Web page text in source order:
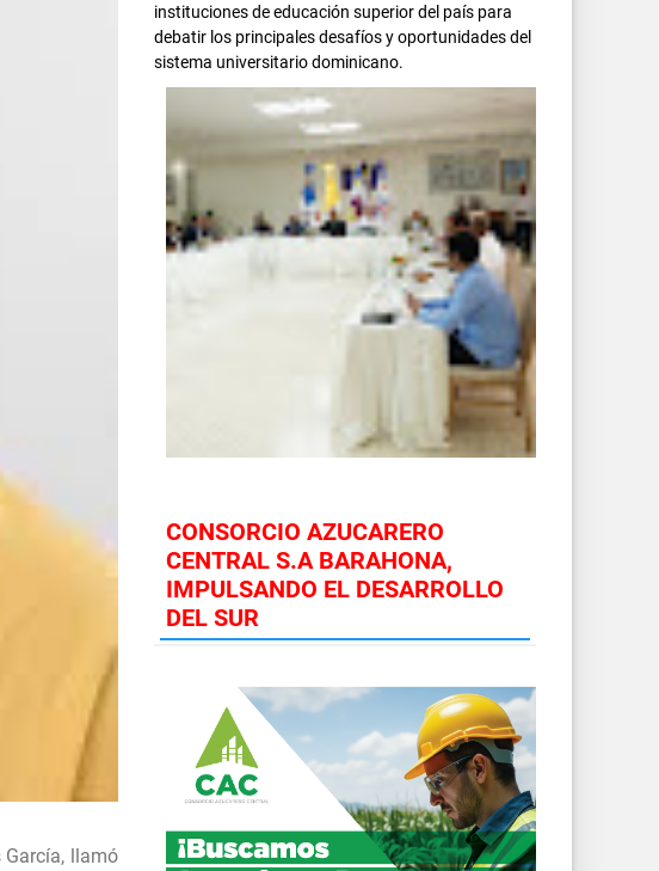
García, llamó
instituciones de educación superior del país para
debatir los principales desafíos y oportunidades del
sistema universitario dominicano.
CONSORCIO AZUCARERO
CENTRAL S.A BARAHONA,
IMPULSANDO EL DESARROLLO
DEL SUR